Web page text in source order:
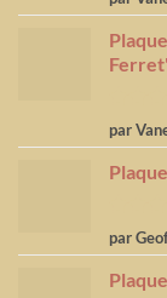
5
Note5
5
par
Note5
5
par